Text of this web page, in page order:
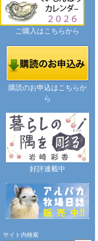
ご購入はこちらから
購読のお申込はこちらか
ら
好評連載中
サイト内検索